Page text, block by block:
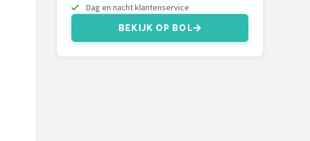
Dag en nacht klantenservice
BEKIJK OP BOL